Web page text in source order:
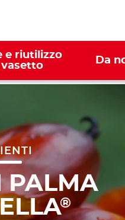
e riutilizzo
vasetto
Da
PALMA
®